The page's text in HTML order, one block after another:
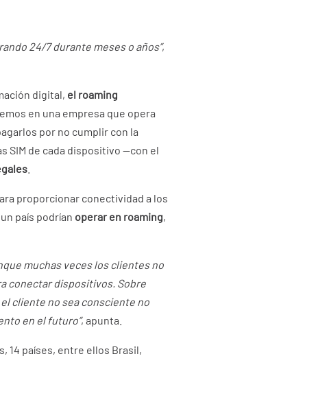
24/7 durante meses o años”,
digital, el roaming
en una empresa que opera
por no cumplir con la
SIM de cada dispositivo —con el
proporcionar conectividad a los
país podrían operar en roaming,
muchas veces los clientes no
conectar dispositivos. Sobre
cliente no sea consciente no
en el futuro”, apunta.
14 países, entre ellos Brasil,